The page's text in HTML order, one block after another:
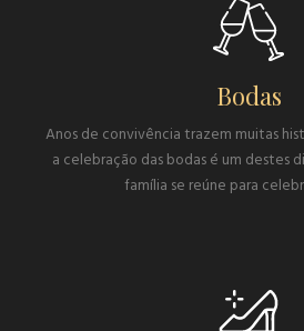
Bodas
Anos de convivência trazem muitas
a celebração das bodas é um destes
família se reúne para